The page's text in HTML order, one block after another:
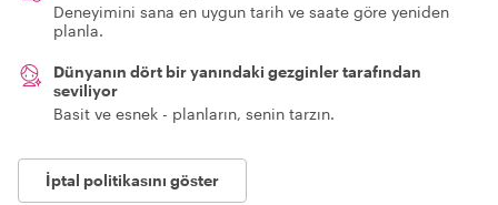
Deneyimini sana en uygun tarih ve saate göre yeniden
planla.
Dünyanın dört bir yanındaki gezginler tarafından
seviliyor
Basit ve esnek - planların, senin tarzın.
İptal politikasını göster